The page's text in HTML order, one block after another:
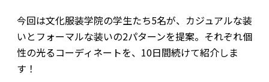
今回は文化服装学院の学生たち5名が、カジュアルな装
いとフォーマルな装いの2パターンを提案。それぞれ個
性の光るコーディネートを、10日間続けて紹介しま
す！